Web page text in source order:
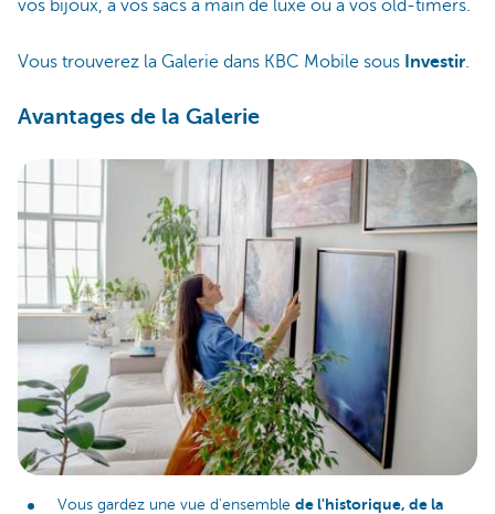
vos bijoux, à vos sacs à main de luxe ou à vos old-timers.
Vous trouverez la Galerie dans KBC Mobile sous Investir.
Avantages de la Galerie
Vous gardez une vue d'ensemble de l'historique, de la